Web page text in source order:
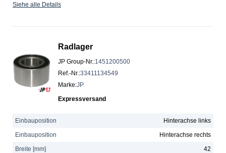
Siehe alle Details
Radlager
JP Group-Nr.:1451200500
Ref.-Nr.:33411134549
Marke:JP
Expressversand
Einbauposition
Hinterachse links
Einbauposition
Hinterachse rechts
Breite [mm]
42